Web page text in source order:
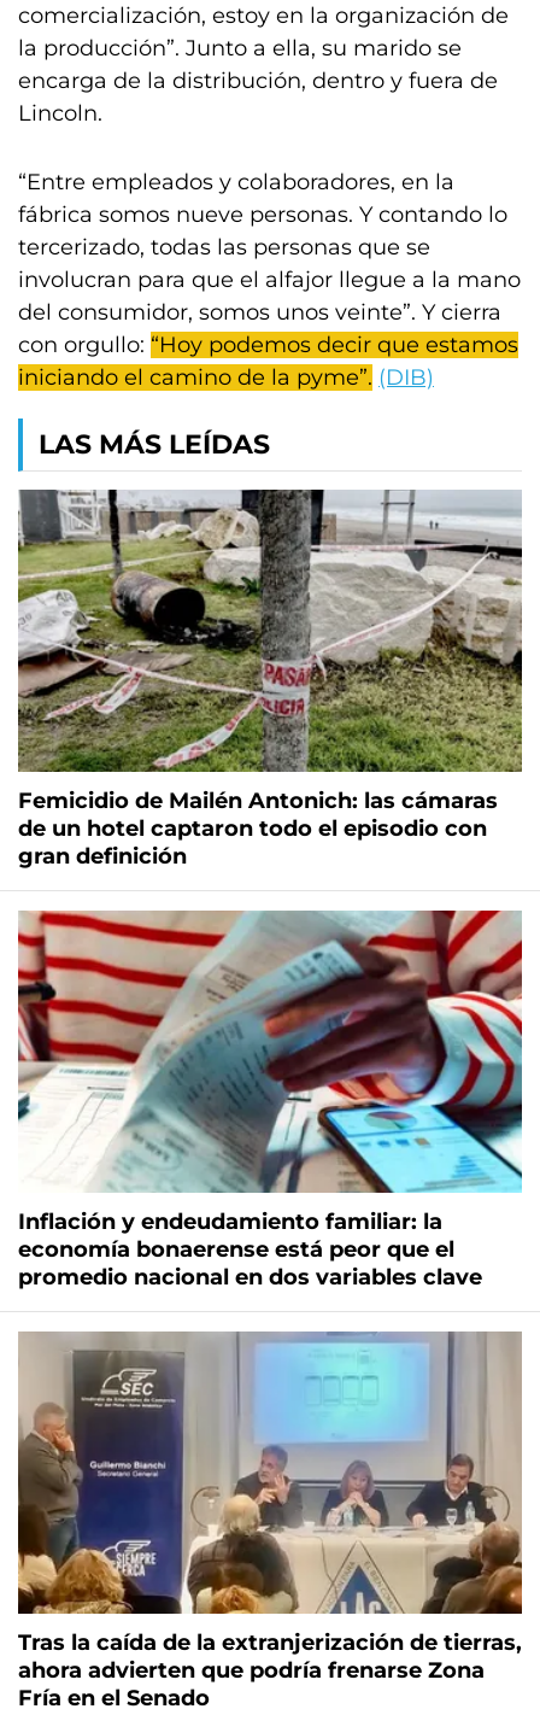
comercialización, estoy en la organización de
la producción”. Junto a ella, su marido se
encarga de la distribución, dentro y fuera de
Lincoln.
“Entre empleados y colaboradores, en la
fábrica somos nueve personas. Y contando lo
tercerizado, todas las personas que se
involucran para que el alfajor llegue a la mano
del consumidor, somos unos veinte”. Y cierra
con orgullo: “Hoy podemos decir que estamos
iniciando el camino de la pyme”. (DIB)
LAS MÁS LEÍDAS
Femicidio de Mailén Antonich: las cámaras
de un hotel captaron todo el episodio con
gran definición
Inflación y endeudamiento familiar: la
economía bonaerense está peor que el
promedio nacional en dos variables clave
Tras la caída de la extranjerización de tierras,
ahora advierten que podría frenarse Zona
Fría en el Senado